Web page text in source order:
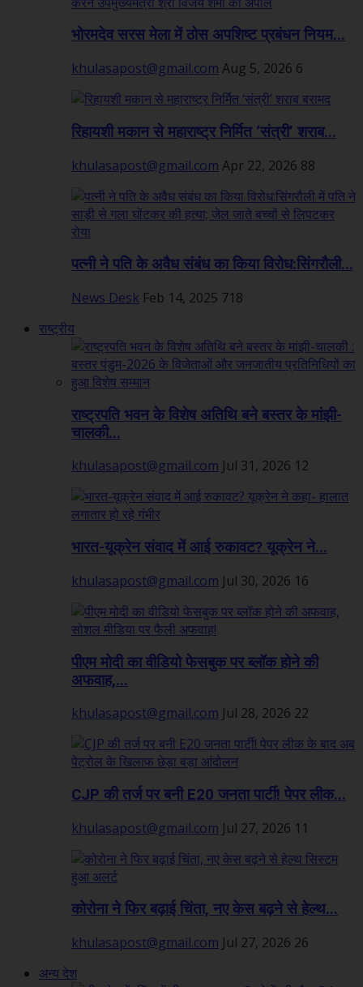
भोरमदेव सरस मेला में ठोस अपशिष्ट प्रबंधन नियम...
khulasapost@gmail.com Aug 5, 2026 6
रिहायशी मकान से महाराष्ट्र निर्मित ‘संत्री’ शराब...
khulasapost@gmail.com Apr 22, 2026 88
पत्नी ने पति के अवैध संबंध का किया विरोध:सिंगरौली...
News Desk Feb 14, 2025 718
राष्ट्रीय
राष्ट्रपति भवन के विशेष अतिथि बने बस्तर के मांझी-
चालकी...
khulasapost@gmail.com Jul 31, 2026 12
भारत-यूक्रेन संवाद में आई रुकावट? यूक्रेन ने...
khulasapost@gmail.com Jul 30, 2026 16
पीएम मोदी का वीडियो फेसबुक पर ब्लॉक होने की
अफवाह,...
khulasapost@gmail.com Jul 28, 2026 22
CJP की तर्ज पर बनी E20 जनता पार्टी! पेपर लीक...
khulasapost@gmail.com Jul 27, 2026 11
कोरोना ने फिर बढ़ाई चिंता, नए केस बढ़ने से हेल्थ...
khulasapost@gmail.com Jul 27, 2026 26
अन्य देश